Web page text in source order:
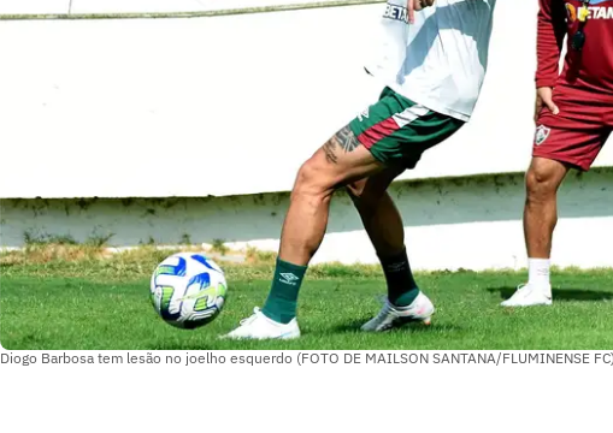
Diogo Barbosa tem lesão no joelho esquerdo (FOTO DE MAILSON SANTANA/FLUMINENSE FC)